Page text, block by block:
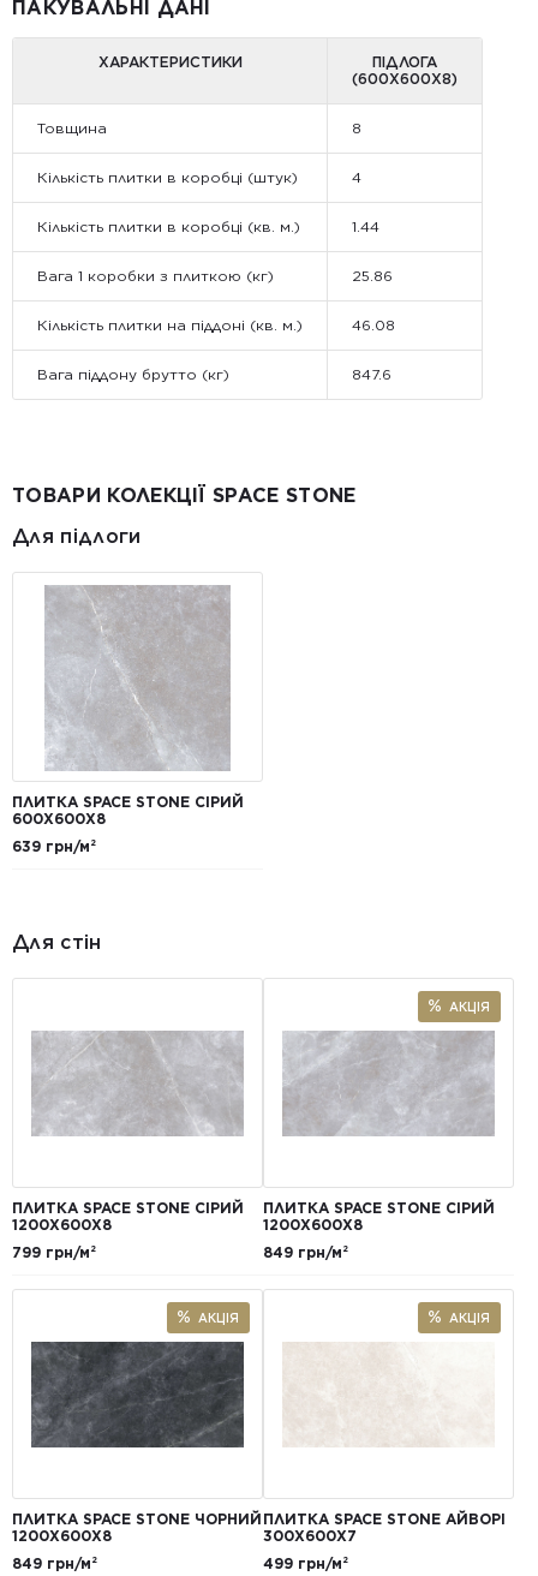
ПАКУВАЛЬНІ ДАНІ
ХАРАКТЕРИСТИКИ
ПІДЛОГА
(600Х600Х8)
Товщина 8
Кількість плитки в коробці (штук) 4
Кількість плитки в коробці (кв. м.) 1.44
Вага 1 коробки з плиткою (кг) 25.86
Кількість плитки на піддоні (кв. м.) 46.08
Вага піддону брутто (кг) 847.6
ТОВАРИ КОЛЕКЦІЇ SPACE STONE
Для підлоги
ПЛИТКА SPACE STONE СІРИЙ
600X600X8
639 грн/м²
Для стін
ПЛИТКА SPACE STONE СІРИЙ
1200Х600Х8
799 грн/м²
АКЦІЯ
ПЛИТКА SPACE STONE СІРИЙ
1200Х600Х8
849 грн/м²
АКЦІЯ
ПЛИТКА SPACE STONE ЧОРНИЙ
1200Х600Х8
849 грн/м²
АКЦІЯ
ПЛИТКА SPACE STONE АЙВОРІ
300X600X7
499 грн/м²